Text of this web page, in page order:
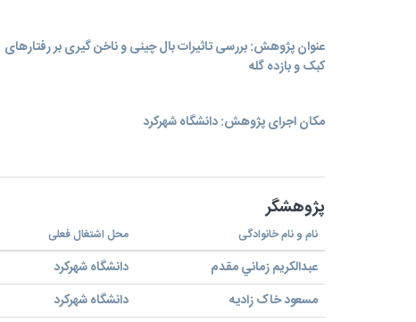
عنوان پژوهش: بررسی تاثیرات بال چینی و ناخن گیری بر رفتارهای
کبک و بازده گله
مکان اجرای پژوهش: دانشگاه شهركرد
پژوهشگر
نام و نام خانوادگی محل اشتغال فعلی
عبدالكريم زماني مقدم دانشگاه شهركرد
مسعود خاک زادیه
دانشگاه شهركرد